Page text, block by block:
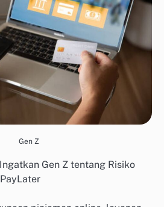
Gen Z
Gen Z tentang Risiko